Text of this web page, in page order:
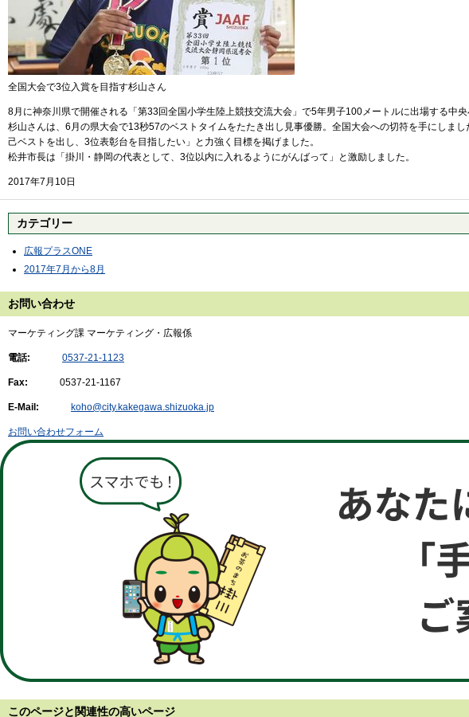
全国大会で3位入賞を目指す杉山さん
8月に神奈川県で開催される「第33回全国小学生陸上競技交流大会」で5年男子100メートルに出場する中
杉山さんは、6月の県大会で13秒57のベストタイムをたたき出し見事優勝。全国大会への切符を手にしま
己ベストを出し、3位表彰台を目指したい」と力強く目標を掲げました。
松井市長は「掛川・静岡の代表として、3位以内に入れるようにがんばって」と激励しました。
2017年7月10日
カテゴリー
広報プラスONE
2017年7月から8月
お問い合わせ
マーケティング課 マーケティング・広報係
電話: 0537-21-1123
Fax: 0537-21-1167
E-Mail: koho@city.kakegawa.shizuoka.jp
お問い合わせフォーム
このページと 関連性の高いページ